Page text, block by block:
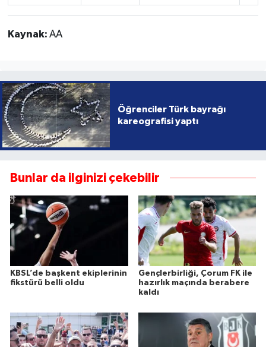
Kaynak: AA
Öğrenciler Türk bayrağı
kareografisi yaptı
Bunlar da ilginizi çekebilir
KBSL’de başkent ekiplerinin
fikstürü belli oldu
Gençlerbirliği, Çorum FK ile
hazırlık maçında berabere
kaldı